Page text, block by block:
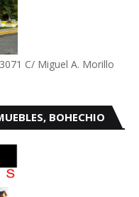
C/ Miguel A. Morillo
BOHECHIO